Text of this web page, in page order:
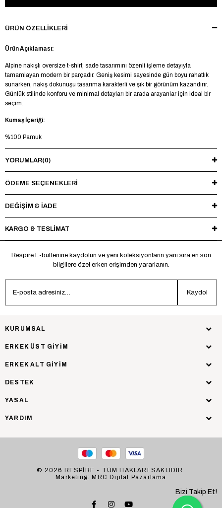
ÜRÜN ÖZELLIKLERI
Ürün Açıklaması:
Alpine nakışlı oversize t-shirt, sade tasarımını özenli işleme detayıyla
tamamlayan modern bir parçadır. Geniş kesimi sayesinde gün boyu rahatlık
sunarken, nakış dokunuşu tasarıma karakterli ve şık bir görünüm kazandırır.
Günlük stilinde konforu ve minimal detayları bir arada arayanlar için ideal bir
seçim.
Kumaş İçeriği:
%100 Pamuk
Boy 188 cm - Kilo 85 kg - Manken üzerinde L beden mevcuttur.
Yıkama Talimatı:
Maksimum 30°C’de tersten yıkayınız, ağartıcı ve kurutucu kullanmayınız.
*Made in Türkiye
YORUMLAR(0)
ÖDEME SEÇENEKLERI
DEĞİŞİM & İADE
KARGO & TESLİMAT
Respire E-bültenine kaydolun ve yeni koleksiyonların yanı sıra en son
bilgilere özel erken erişimden yararlanın.
Kaydol
KURUMSAL
ERKEK ÜST GİYİM
ERKEK ALT GİYİM
DESTEK
YASAL
YARDIM
© 2026 RESPİRE - TÜM HAKLARI SAKLIDIR.
Marketing: MRC Dijital Pazarlama
Bizi Takip Et!